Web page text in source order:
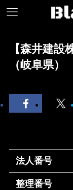
【森井建
（岐阜県）
法人番号
整理番号